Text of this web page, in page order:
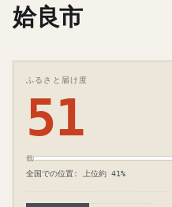
姶良市
ふるさと届け度
51
低
全国での位置: 上位約 41%